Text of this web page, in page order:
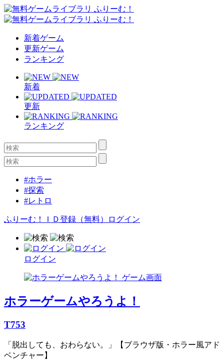
新着ゲーム
更新ゲーム
ランキング
新着
更新
ランキング
#ホラー
#探索
#レトロ
ふりーむ！ＩＤ登録（無料） ログイン
ログイン
ホラーゲームやろうよ！
T753
「脱出しても、おわらない。」【ブラウザ版・ホラー風アド
ベンチャー】